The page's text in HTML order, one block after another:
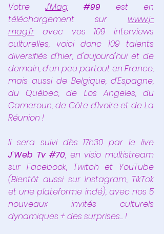
Votre J'Mag #99
est en
téléchargement sur www.j-
mag.fr avec vos 109 interviews
culturelles, voici donc 109 talents
diversifiés d'hier, d'aujourd'hui et de
demain, d'un peu partout en France,
mais aussi de Belgique, d'Espagne,
du Québec, de Los Angeles, du
Cameroun, de Côte d'Ivoire et de La
Réunion !
J'Web Tv #70, en visio multistream
sur Facebook, Twitch et YouTube
(Bientôt aussi sur Instagram, TikTok
et une plateforme indé), avec nos 5
nouveaux invités culturels
dynamiques + des surprises... !